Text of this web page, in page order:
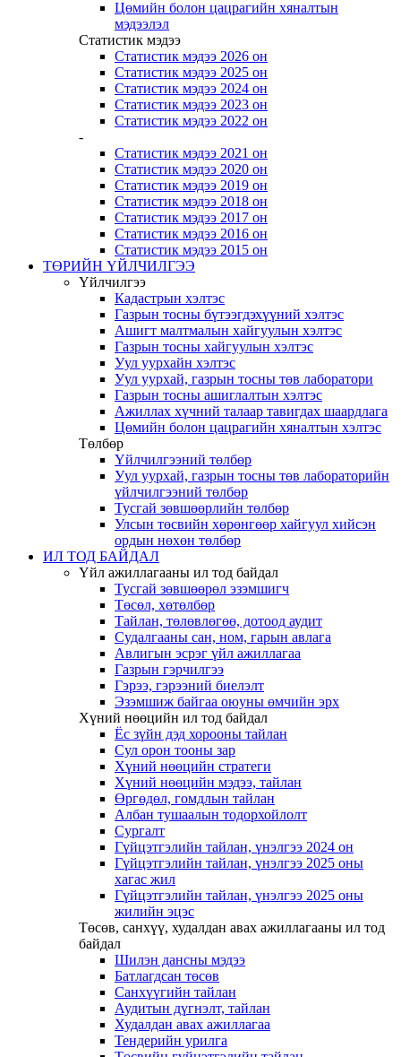
Цөмийн болон цацрагийн хяналтын
мэдээлэл
Статистик мэдээ
Статистик мэдээ 2026 он
Статистик мэдээ 2025 он
Статистик мэдээ 2024 он
Статистик мэдээ 2023 он
Статистик мэдээ 2022 он
-
Статистик мэдээ 2021 он
Статистик мэдээ 2020 он
Статистик мэдээ 2019 он
Статистик мэдээ 2018 он
Статистик мэдээ 2017 он
Статистик мэдээ 2016 он
Статистик мэдээ 2015 он
ТӨРИЙН ҮЙЛЧИЛГЭЭ
Үйлчилгээ
Кадастрын хэлтэс
Газрын тосны бүтээгдэхүүний хэлтэс
Ашигт малтмалын хайгуулын хэлтэс
Газрын тосны хайгуулын хэлтэс
Уул уурхайн хэлтэс
Уул уурхай, газрын тосны төв лаборатори
Газрын тосны ашиглалтын хэлтэс
Ажиллах хүчний талаар тавигдах шаардлага
Цөмийн болон цацрагийн хяналтын хэлтэс
Төлбөр
Үйлчилгээний төлбөр
Уул уурхай, газрын тосны төв лабораторийн
үйлчилгээний төлбөр
Тусгай зөвшөөрлийн төлбөр
Улсын төсвийн хөрөнгөөр хайгуул хийсэн
ордын нөхөн төлбөр
ИЛ ТОД БАЙДАЛ
Үйл ажиллагааны ил тод байдал
Тусгай зөвшөөрөл эзэмшигч
Төсөл, хөтөлбөр
Тайлан, төлөвлөгөө, дотоод аудит
Судалгааны сан, ном, гарын авлага
Авлигын эсрэг үйл ажиллагаа
Газрын гэрчилгээ
Гэрээ, гэрээний биелэлт
Эзэмшиж байгаа оюуны өмчийн эрх
Хүний нөөцийн ил тод байдал
Ёс зүйн дэд хорооны тайлан
Сул орон тооны зар
Хүний нөөцийн стратеги
Хүний нөөцийн мэдээ, тайлан
Өргөдөл, гомдлын тайлан
Албан тушаалын тодорхойлолт
Сургалт
Гүйцэтгэлийн тайлан, үнэлгээ 2024 он
Гүйцэтгэлийн тайлан, үнэлгээ 2025 оны
хагас жил
Гүйцэтгэлийн тайлан, үнэлгээ 2025 оны
жилийн эцэс
Төсөв, санхүү, худалдан авах ажиллагааны ил тод
байдал
Шилэн дансны мэдээ
Батлагдсан төсөв
Санхүүгийн тайлан
Аудитын дүгнэлт, тайлан
Худалдан авах ажиллагаа
Тендерийн урилга